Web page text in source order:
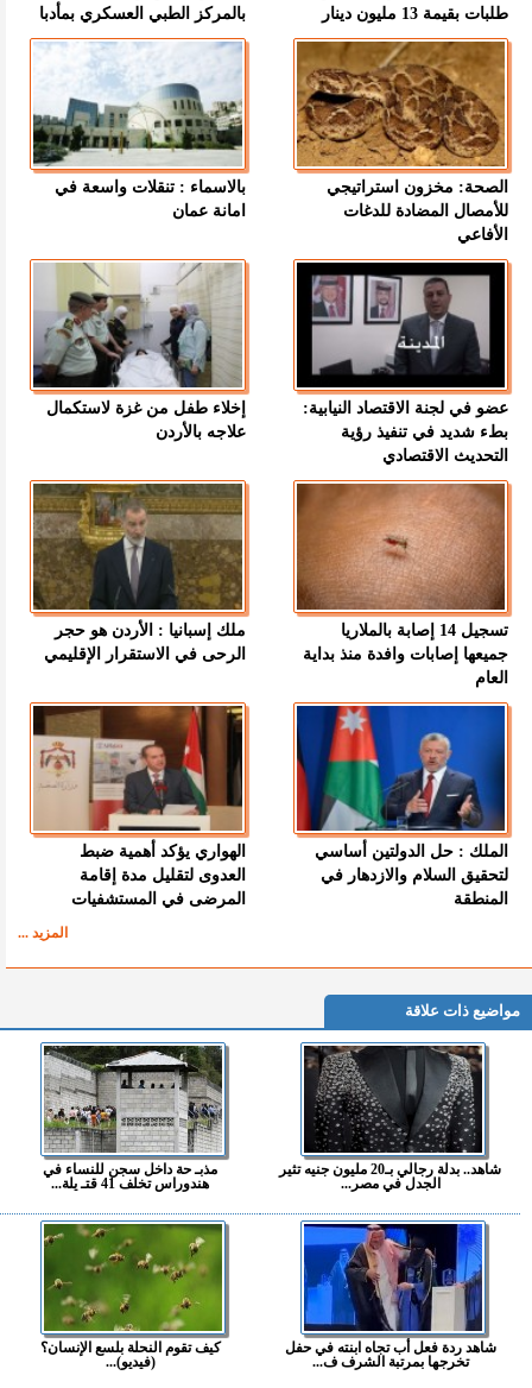
طلبات بقيمة 13 مليون دينار
بالمركز الطبي العسكري بمأدبا
الصحة: مخزون استراتيجي
للأمصال المضادة للدغات
الأفاعي
بالاسماء : تنقلات واسعة في
امانة عمان
عضو في لجنة الاقتصاد النيابية:
بطء شديد في تنفيذ رؤية
التحديث الاقتصادي
إخلاء طفل من غزة لاستكمال
علاجه بالأردن
تسجيل 14 إصابة بالملاريا
جميعها إصابات وافدة منذ بداية
العام
ملك إسبانيا : الأردن هو حجر
الرحى في الاستقرار الإقليمي
الملك : حل الدولتين أساسي
لتحقيق السلام والازدهار في
المنطقة
الهواري يؤكد أهمية ضبط
العدوى لتقليل مدة إقامة
المرضى في المستشفيات
المزيد ...
مواضيع ذات علاقة
شاهد.. بدلة رجالي بـ20 مليون جنيه تثير
الجدل في مصر...
مذبـ حة داخل سجن للنساء في
هندوراس تخلف 41 قتـ يلة...
شاهد ردة فعل أب تجاه ابنته في حفل
تخرجها بمرتبة الشرف ف...
كيف تقوم النحلة بلسع الإنسان؟
(فيديو)...